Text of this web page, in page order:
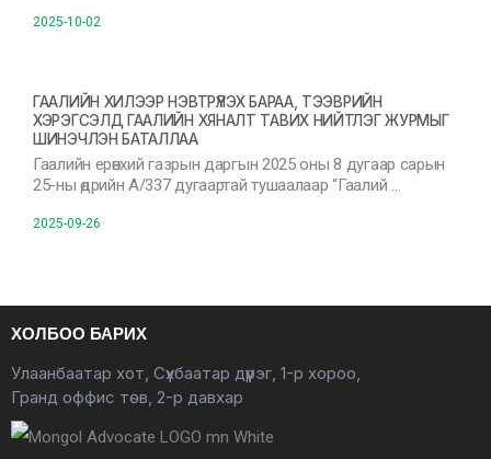
2025-10-02
ГААЛИЙН ХИЛЭЭР НЭВТРҮҮЛЭХ БАРАА, ТЭЭВРИЙН
ХЭРЭГСЭЛД ГААЛИЙН ХЯНАЛТ ТАВИХ НИЙТЛЭГ ЖУРМЫГ
ШИНЭЧЛЭН БАТАЛЛАА
Гаалийн ерөнхий газрын даргын 2025 оны 8 дугаар сарын
25-ны өдрийн А/337 дугаартай тушаалаар “Гаалий …
2025-09-26
ХОЛБОО БАРИХ
Улаанбаатар хот, Сүхбаатар дүүрэг, 1-р хороо,
Гранд оффис төв, 2-р давхар